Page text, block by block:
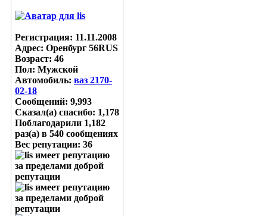
Регистрация: 11.11.2008
Адрес: Оренбург 56RUS
Возраст: 46
Пол: Мужской
Автомобиль: ваз 2170-
02-18
Сообщений: 9,993
Сказал(а) спасибо: 1,178
Поблагодарили 1,182
раз(а) в 540 сообщениях
Вес репутации: 36